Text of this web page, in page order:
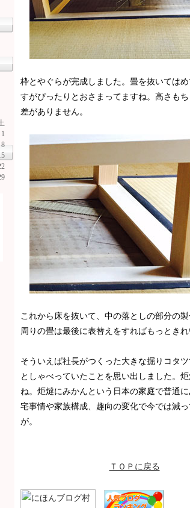
1
8
枠とやぐらが完成しました。畳を抜いては
すがぴったりとおさまってますね。高さも
差がありません。
これから床を抜いて、中の落としの部分の製
周りの畳は最後に表替えをすればもっときれ
そういえば社長がつくった大きな掘りコタ
としゃべっていたことを思い出しました。
ね。炬燵にみかんという日本の家庭で普通
宅事情や家族構成、趣向の変化で今では減
が。
ＴＯＰに戻る